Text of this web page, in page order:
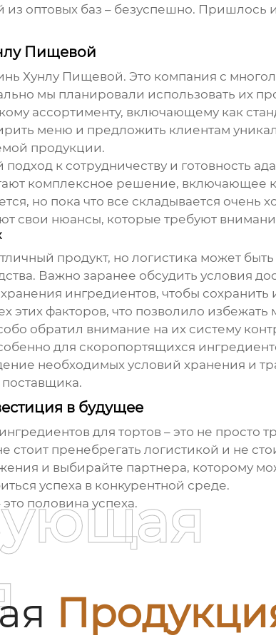
оптовых баз – безуспешно. Пришлось
Пищевой
Хунлу Пищевой. Это компания с
мы планировали использовать их
ассортименту, включающему как
меню и предложить клиентам
продукции.
к сотрудничеству и готовность
комплексное решение, включающее
но пока что все складывается очень
свои нюансы, которые требуют
продукт, но логистика может
Важно заранее обсудить условия
ингредиентов, чтобы сохранить
этих факторов, что позволило
обратил внимание на их систему
для скоропортящихся
необходимых условий хранения и
поставщика.
в будущее
для тортов– это не просто
стоит пренебрегать логистикой и не
и выбирайте партнера, которому
успеха в конкурентной среде.
половина успеха.